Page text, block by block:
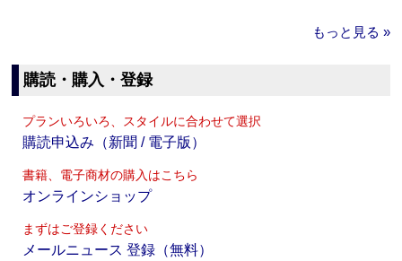
もっと見る »
購読・購入・登録
プランいろいろ、スタイルに合わせて選択
購読申込み（新聞 / 電子版）
書籍、電子商材の購入はこちら
オンラインショップ
まずはご登録ください
メールニュース 登録（無料）